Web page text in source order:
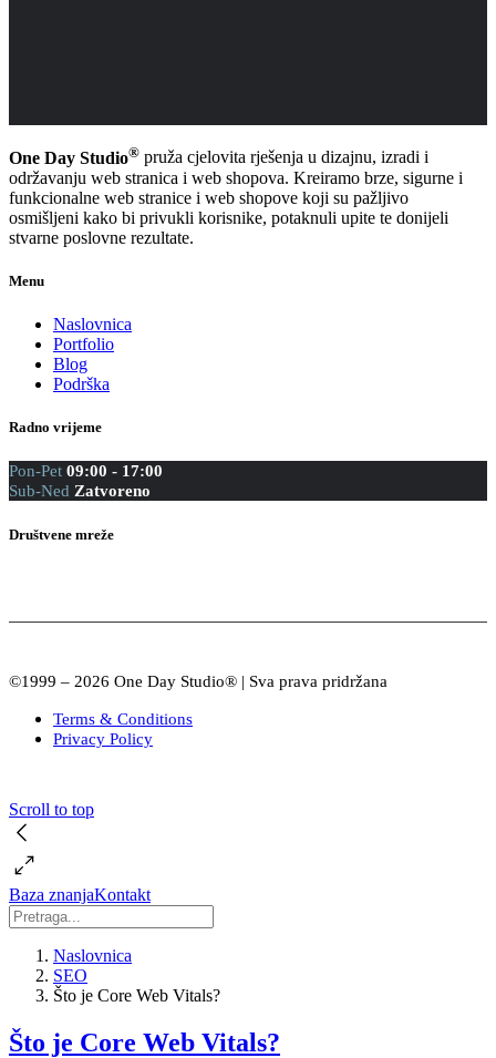
One Day Studio® pruža cjelovita rješenja u dizajnu, izradi i
održavanju web stranica i web shopova. Kreiramo brze, sigurne i
funkcionalne web stranice i web shopove koji su pažljivo
osmišljeni kako bi privukli korisnike, potaknuli upite te donijeli
stvarne poslovne rezultate.
Menu
Naslovnica
Portfolio
Blog
Podrška
Radno vrijeme
Pon-Pet 09:00 - 17:00
Sub-Ned Zatvoreno
Društvene mreže
©1999 – 2026 One Day Studio® | Sva prava pridržana
Terms & Conditions
Privacy Policy
Scroll to top
Baza znanjaKontakt
Naslovnica
SEO
Što je Core Web Vitals?
Što je Core Web Vitals?